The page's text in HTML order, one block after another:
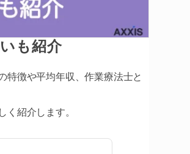
も紹介
特徴や平均年収、作業療法士と
く紹介します。